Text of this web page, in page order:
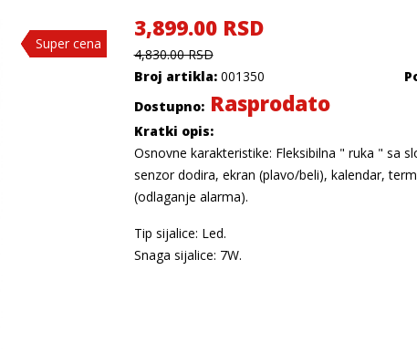
Super cena
Super cena
Super cena
Super cena
3,899.00 RSD
4,830.00 RSD
Broj artikla:001350
Dostupno:Rasprodato
Kratki opis:
Osnovne karakteristike: Fleksibilna " ruka " sa
senzor dodira, ekran (plavo/beli), kalendar,
(odlaganje alarma).
Tip sijalice: Led.
Snaga sijalice: 7W.